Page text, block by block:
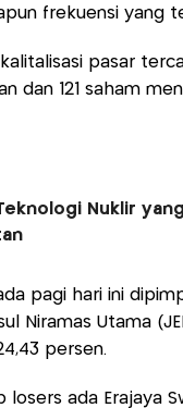
frekuensi yang
pasar
dan 121 saham
Nuklir
pagi hari ini
Niramas Utama
persen.
ada Erajaya